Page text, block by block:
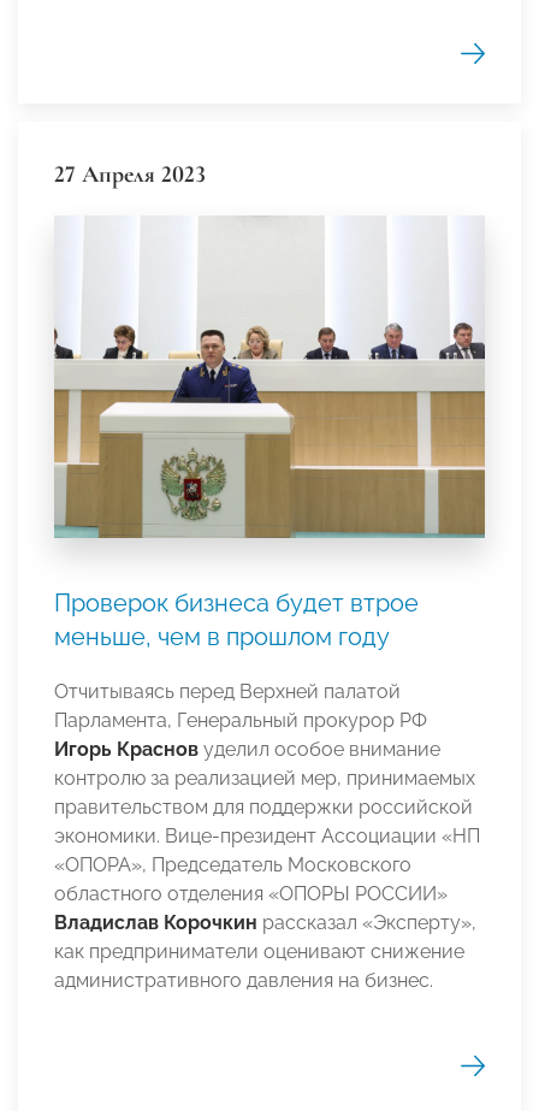
27 Апреля 2023
Проверок бизнеса будет втрое
меньше, чем в прошлом году
Отчитываясь перед Верхней палатой
Парламента, Генеральный прокурор РФ
Игорь Краснов уделил особое внимание
контролю за реализацией мер, принимаемых
правительством для поддержки российской
экономики. Вице-президент Ассоциации «НП
«ОПОРА», Председатель Московского
областного отделения «ОПОРЫ РОССИИ»
Владислав Корочкин рассказал «Эксперту»,
как предприниматели оценивают снижение
административного давления на бизнес.